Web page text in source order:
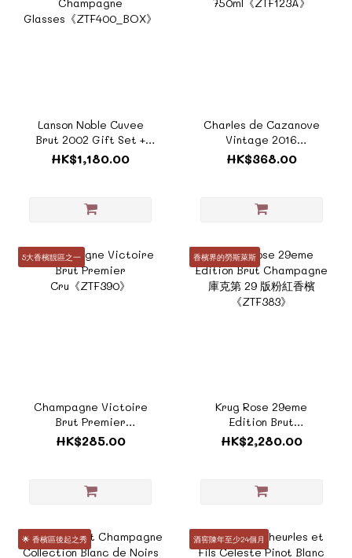
Lanson Noble Cuvee
Brut 2002 Gift Set +
Two Champagne
Glasses《ZTF400_BOX》
HK$1,180.00
Charles de Cazanove
Vintage 2016
Champagne
750ml《ZTF123A》
HK$368.00
5大香檳靚區之一
Champagne Victoire
Brut Premier
Cru《ZTF390》
HK$285.00
香檳界的勞斯萊斯
Krug Rose 29eme
Edition Brut
Champagne 庫克第 29
版粉紅香檳《ZTF383》
HK$2,280.00
🌟 香檳區後起之秀 酒窖陳年至少24個月